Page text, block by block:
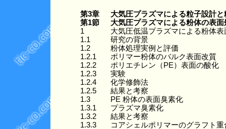
第3章
大気圧プラズマによる粒子設計と
第1節
大気圧プラズマによる粉体の表
1
大気圧低温プラズマによる粉体表
1.1
研究の背景
1.2
粉体処理実例と評価
1.2.1
ポリマー粉体のバルク表面改質
1.2.2
ポリエチレン（PE）表面の酸化
1.2.3
実験
1.2.4
化学修飾法
1.2.5
結果と考察
1.3
PE 粉体の表面臭素化
1.3.1
プラズマ臭素化
1.3.2
結果と考察
1.3.3
コアシェルポリマーのグラフト重